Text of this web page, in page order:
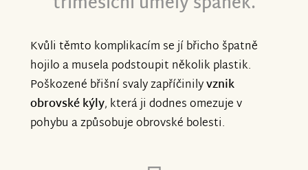
Kvůli těmto komplikacím se jí břicho špatně
hojilo a musela podstoupit několik plastik.
Poškozené břišní svaly zapříčinilyvznik
obrovské kýly, která ji dodnes omezuje v
pohybu a způsobuje obrovské bolesti.